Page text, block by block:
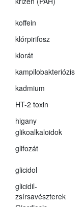
koffein
klórpirifosz
klorát
kampilobakteriózis
kadmium
HT-2 toxin
higany
glikoalkaloidok
glifozát
glicidol
glicidil-
zsírsavészterek